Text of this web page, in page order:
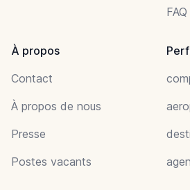
FAQ
À propos
Contact
À propos de nous
Presse
Postes vacants